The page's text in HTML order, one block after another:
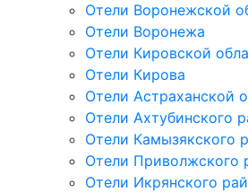
Отели Воронежской
Отели Воронежа
Отели Кировской
Отели Кирова
Отели Астраханской
Отели Ахтубинского
Отели Камызякского
Отели Приволжского
Отели Икрянского